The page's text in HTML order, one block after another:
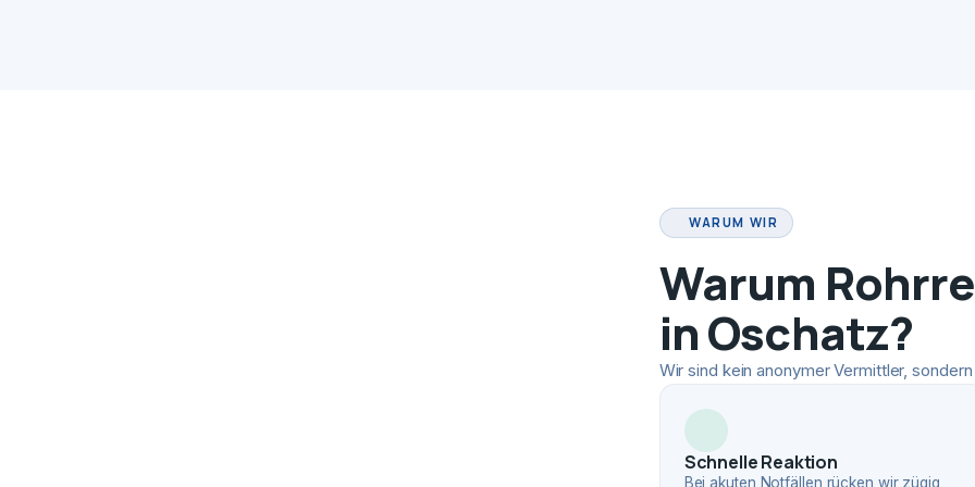
WARUM WIR
Warum
in Oschatz?
Wir sind kein anonymer Vermittler,
Schnelle Reaktion
Bei akuten Notfällen rücken wir zügig